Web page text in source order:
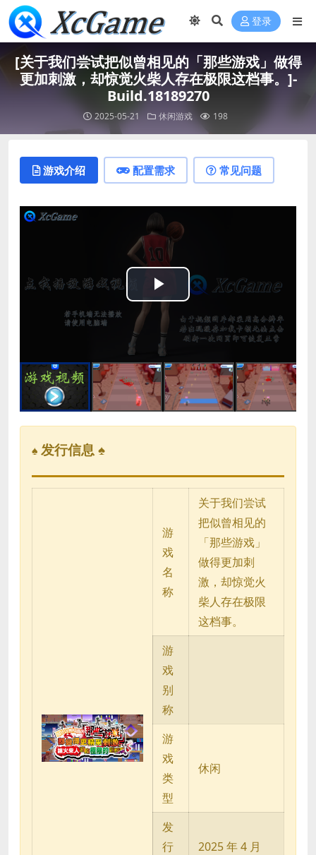
登录
[关于我们尝试把似曾相见的「那些游戏」做得
更加刺激，却惊觉火柴人存在极限这档事。]-
Build.18189270
2025-05-21 休闲游戏 198
游戏介绍 配置需求 常见问题
Play
Video
♠ 发行信息 ♠
游
戏
名
称
关于我们尝试
把似曾相见的
「那些游戏」
做得更加刺
激，却惊觉火
柴人存在极限
这档事。
游
戏
别
称
游
戏
类
型
休闲
发
行
2025 年 4 月